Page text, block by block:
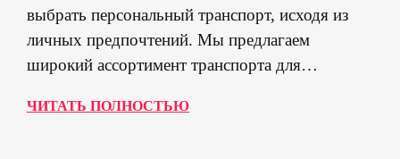
выбрать персональный транспорт, исходя из
личных предпочтений. Мы предлагаем
широкий ассортимент транспорта для
городских транспортных средств, для детей и
ЧИТАТЬ ПОЛНОСТЬЮ